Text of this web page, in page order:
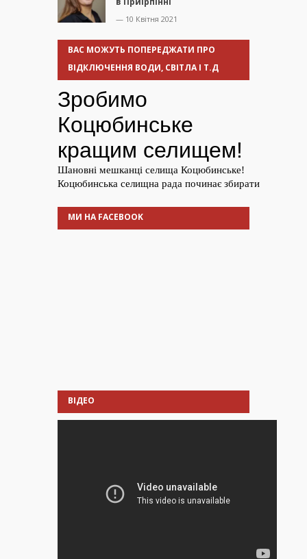
— 10 Квітня 2021
ВАС МОЖУТЬ ПОПЕРЕДЖАТИ ПРО
ВІДКЛЮЧЕННЯ ВОДИ, СВІТЛА І Т.Д
МИ НА FACEBOOK
ВІДЕО